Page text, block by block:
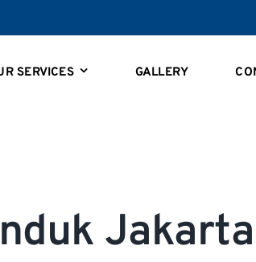
SERVICES GALLERY
Jakarta